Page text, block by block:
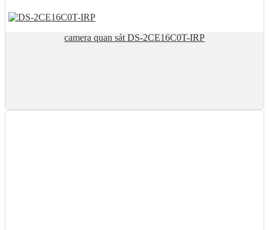
camera quan sát DS-2CE16C0T-IRP